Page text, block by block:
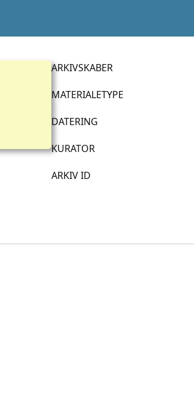
ARKIVSKABER
MATERIALETYPE
DATERING
KURATOR
ARKIV ID